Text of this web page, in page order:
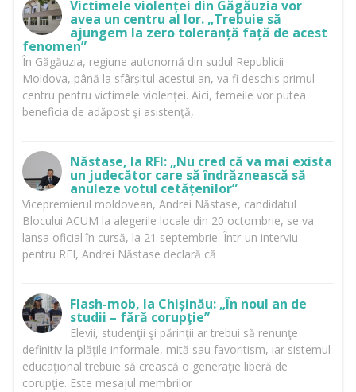
Victimele violenței din Găgăuzia vor
avea un centru al lor. „Trebuie să
ajungem la zero toleranță față de acest
fenomen”
În Găgăuzia, regiune autonomă din sudul Republicii
Moldova, până la sfârșitul acestui an, va fi deschis primul
centru pentru victimele violenței. Aici, femeile vor putea
beneficia de adăpost şi asistenţă,
Năstase, la RFI: „Nu cred că va mai exista
un judecător care să îndrăznească să
anuleze votul cetățenilor”
Vicepremierul moldovean, Andrei Năstase, candidatul
Blocului ACUM la alegerile locale din 20 octombrie, se va
lansa oficial în cursă, la 21 septembrie. Într-un interviu
pentru RFI, Andrei Năstase declară că
Flash-mob, la Chișinău: „În noul an de
studii – fără corupţie”
Elevii, studenţii şi părinţii ar trebui să renunţe
definitiv la plăţile informale, mită sau favoritism, iar sistemul
educaţional trebuie să crească o generaţie liberă de
corupţie. Este mesajul membrilor